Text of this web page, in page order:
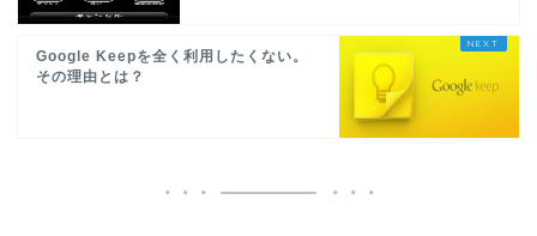
Google Keepを全く利用したくない。
その理由とは？